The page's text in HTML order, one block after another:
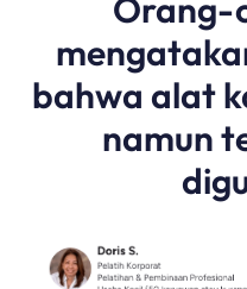
Orang-
bahwa alat
namun